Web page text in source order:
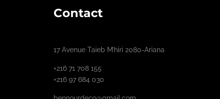
Contact
17 Avenue Taieb M’hiri 2080-Ariana
+216 71 708 155
+216 97 684 030